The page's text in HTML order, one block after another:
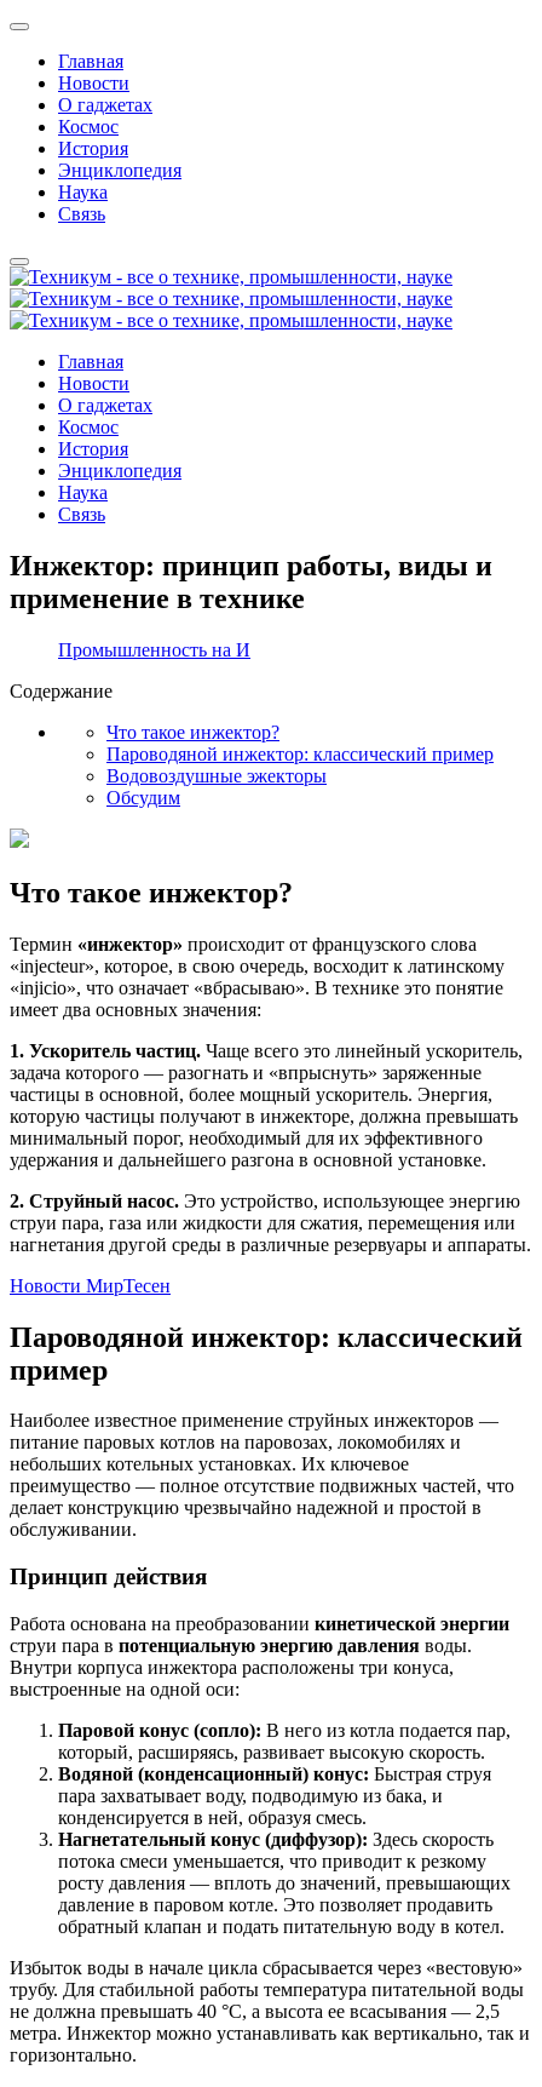
Главная
Новости
О гаджетах
Космос
История
Энциклопедия
Наука
Связь
Главная
Новости
О гаджетах
Космос
История
Энциклопедия
Наука
Связь
Инжектор: принцип работы, виды и
применение в технике
Промышленность на И
Содержание
Что такое инжектор?
Пароводяной инжектор: классический пример
Водовоздушные эжекторы
Обсудим
Что такое инжектор?
Термин «инжектор» происходит от французского слова
«injecteur», которое, в свою очередь, восходит к латинскому
«injicio», что означает «вбрасываю». В технике это понятие
имеет два основных значения:
1. Ускоритель частиц. Чаще всего это линейный ускоритель,
задача которого — разогнать и «впрыснуть» заряженные
частицы в основной, более мощный ускоритель. Энергия,
которую частицы получают в инжекторе, должна превышать
минимальный порог, необходимый для их эффективного
удержания и дальнейшего разгона в основной установке.
2. Струйный насос. Это устройство, использующее энергию
струи пара, газа или жидкости для сжатия, перемещения или
нагнетания другой среды в различные резервуары и аппараты.
Новости МирТесен
Пароводяной инжектор: классический
пример
Наиболее известное применение струйных инжекторов —
питание паровых котлов на паровозах, локомобилях и
небольших котельных установках. Их ключевое
преимущество — полное отсутствие подвижных частей, что
делает конструкцию чрезвычайно надежной и простой в
обслуживании.
Принцип действия
Работа основана на преобразовании кинетической энергии
струи пара в потенциальную энергию давления воды.
Внутри корпуса инжектора расположены три конуса,
выстроенные на одной оси:
Паровой конус (сопло): В него из котла подается пар,
который, расширяясь, развивает высокую скорость.
Водяной (конденсационный) конус: Быстрая струя
пара захватывает воду, подводимую из бака, и
конденсируется в ней, образуя смесь.
Нагнетательный конус (диффузор): Здесь скорость
потока смеси уменьшается, что приводит к резкому
росту давления — вплоть до значений, превышающих
давление в паровом котле. Это позволяет продавить
обратный клапан и подать питательную воду в котел.
Избыток воды в начале цикла сбрасывается через «вестовую»
трубу. Для стабильной работы температура питательной воды
не должна превышать 40 °C, а высота ее всасывания — 2,5
метра. Инжектор можно устанавливать как вертикально, так и
горизонтально.